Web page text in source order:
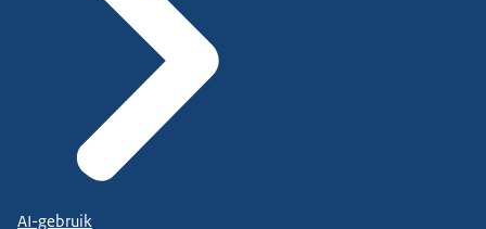
AI-gebruik